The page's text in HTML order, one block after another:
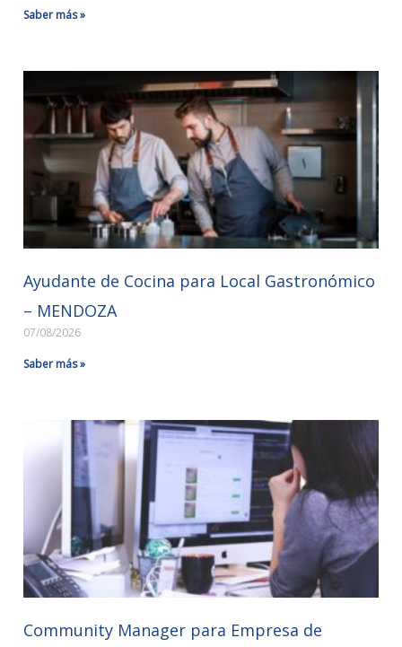
Saber más »
Ayudante de Cocina para Local Gastronómico
– MENDOZA
07/08/2026
Saber más »
Community Manager para Empresa de